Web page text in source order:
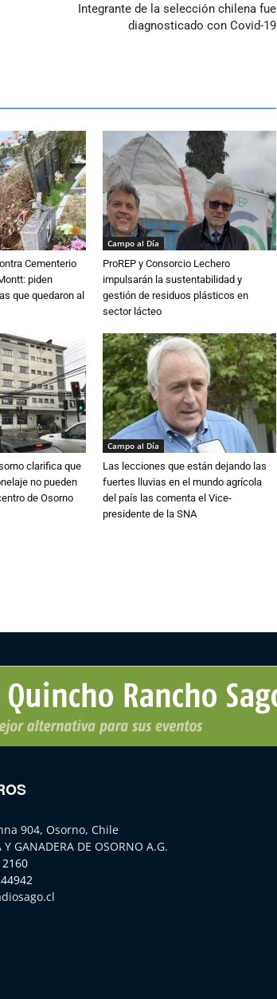
Integrante de la selección chilena fue
diagnosticado con Covid-19
Cementerio
piden
que quedaron al
Campo al Día
ProREP y Consorcio Lechero
impulsarán la sustentabilidad y
gestión de residuos plásticos en
sector lácteo
clarifica que
no pueden
de Osorno
Campo al Día
Las lecciones que están dejando las
fuertes lluvias en el mundo agrícola
del país las comenta el Vice-
presidente de la SNA
904, Osorno, Chile
Y GANADERA DE OSORNO A.G.